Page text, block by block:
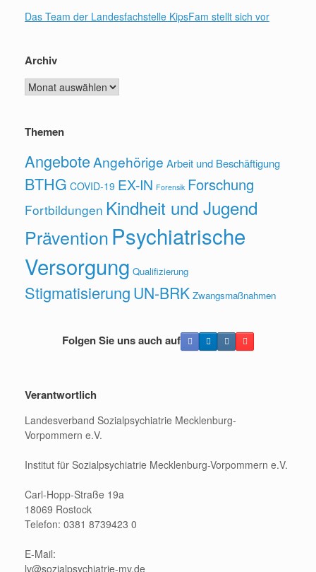
Das Team der Landesfachstelle KipsFam stellt sich vor
Archiv
Archiv
Themen
AngeboteAngehörige Arbeit und Beschäftigung
BTHG COVID-19 EX-IN Forensik Forschung
Fortbildungen Kindheit und Jugend
PräventionPsychiatrische
Versorgung Qualifizierung
Stigmatisierung UN-BRK Zwangsmaßnahmen
Folgen Sie uns auch auf
Verantwortlich
Landesverband Sozialpsychiatrie Mecklenburg-
Vorpommern e.V.
Institut für Sozialpsychiatrie Mecklenburg-Vorpommern e.V.
Carl-Hopp-Straße 19a
18069 Rostock
Telefon: 0381 8739423 0
E-Mail:
lv@sozialpsychiatrie-mv.de